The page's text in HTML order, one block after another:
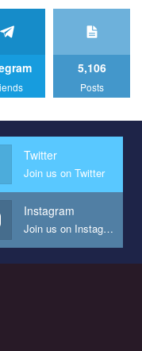
us implement our plan
the video.
"Гей-альянс
нам реализовать
на почве
на наш канал YouTube
5,106
Posts
Twitter
Join us on Twitter
Instagram
Join us on Instagram